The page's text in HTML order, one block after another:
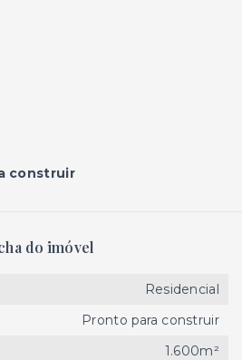
construir
do imóvel
Residencial
Pronto para construir
1.600m²